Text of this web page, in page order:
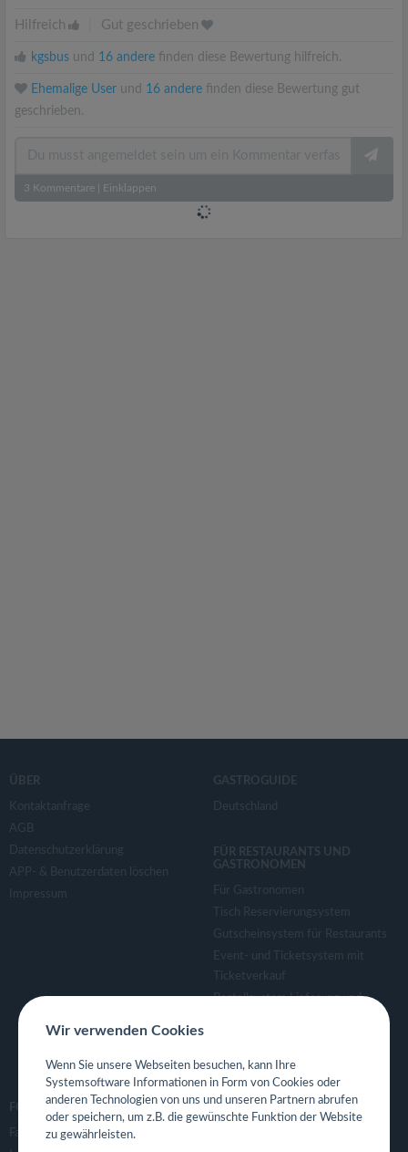
Hilfreich Gut geschrieben
kgsbus und 16 andere finden diese Bewertung hilfreich.
Ehemalige User und 16 andere finden diese Bewertung gut
geschrieben.
3 Kommentare Einklappen
ÜBER
Kontaktanfrage
AGB
Datenschutzerklärung
APP- & Benutzerdaten löschen
Impressum
GASTROGUIDE
Deutschland
FÜR RESTAURANTS UND
GASTRONOMEN
Für Gastronomen
Tisch Reservierungsystem
Gutscheinsystem für Restaurants
Event- und Ticketsystem mit
Ticketverkauf
Bestellsystem Lieferung und
Eigene App für Restaurant
FOLGE UNS
Facebook
Wir verwenden Cookies
Wenn Sie unsere Webseiten besuchen, kann Ihre
Systemsoftware Informationen in Form von Cookies oder
anderen Technologien von uns und unseren Partnern abrufen
oder speichern, um z.B. die gewünschte Funktion der Website
zu gewährleisten.